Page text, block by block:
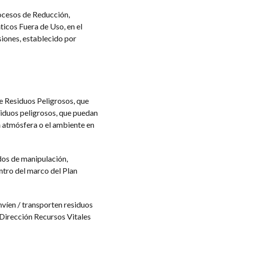
de Reducción,
Fuera de Uso, en el
establecido por
Residuos Peligrosos, que
peligrosos, que puedan
o el ambiente en
de manipulación,
del marco del Plan
/ transporten residuos
Recursos Vitales